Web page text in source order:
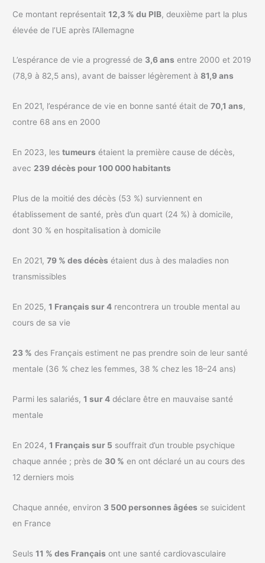
Ce montant représentait12,3 % du PIB, deuxième part la plus
élevée de l’UE après l’Allemagne
L’espérance de vie a progressé de 3,6 ans entre 2000 et 2019
(78,9 à 82,5 ans), avant de baisser légèrement à81,9 ans
En 2021, l’espérance de vie en bonne santé était de70,1 ans,
contre 68 ans en 2000
En 2023, lestumeurs étaient la première cause de décès,
avec 239 décès pour 100 000 habitants
Plus de la moitié des décès (53 %) surviennent en
établissement de santé, près d’un quart (24 %) à domicile,
dont 30 % en hospitalisation à domicile
En 2021,79 % des décès étaient dus à des maladies non
transmissibles
En 2025,1 Français sur 4 rencontrera un trouble mental au
cours de sa vie
23 % des Français estiment ne pas prendre soin de leur santé
mentale (36 % chez les femmes, 38 % chez les 18–24 ans)
Parmi les salariés,1 sur 4 déclare être en mauvaise santé
mentale
En 2024,1 Français sur 5 souffrait d’un trouble psychique
chaque année ; près de 30 % en ont déclaré un au cours des
12 derniers mois
Chaque année, environ 3 500 personnes âgées se suicident
en France
Seuls11 % des Français ont une santé cardiovasculaire